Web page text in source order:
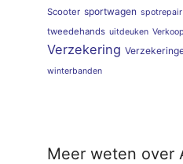
Scooter sportwagen spotrepair
tweedehands uitdeuken Verkoop
Verzekering
winterbanden
Meer weten over